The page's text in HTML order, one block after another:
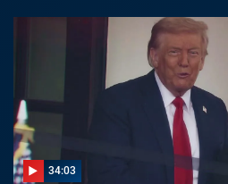
34:03